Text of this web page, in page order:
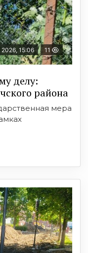
15:06 11
делу:
района
мера